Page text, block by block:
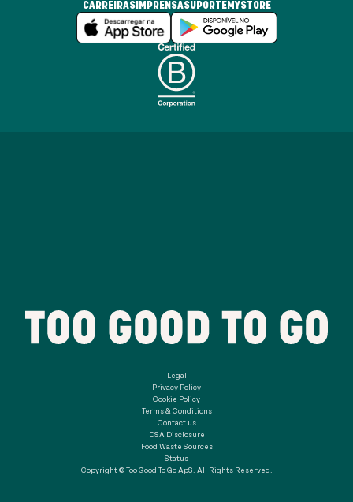
CARREIRASIMPRENSA SUPORTEMYSTORE
Legal
Privacy Policy
Cookie Policy
Terms & Conditions
Contact us
DSA Disclosure
Food Waste Sources
Status
Copyright © Too Good To Go ApS. All Rights Reserved.